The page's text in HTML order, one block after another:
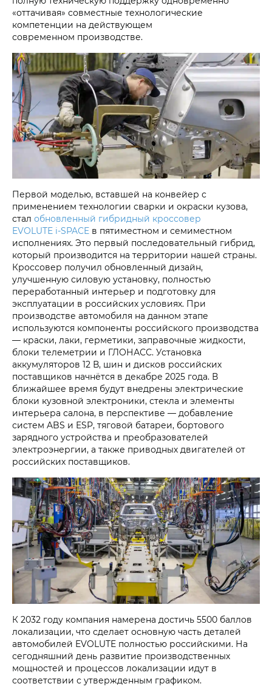
«оттачивая» совместные технологические
компетенции на действующем
современном производстве.
Первой моделью, вставшей на конвейер с
применением технологии сварки и окраски кузова,
стал обновленный гибридный кроссовер
EVOLUTE i‑SPACE в пятиместном и семиместном
исполнениях. Это первый последовательный гибрид,
который производится на территории нашей страны.
Кроссовер получил обновленный дизайн,
улучшенную силовую установку, полностью
переработанный интерьер и подготовку для
эксплуатации в российских условиях. При
производстве автомобиля на данном этапе
используются компоненты российского производства
— краски, лаки, герметики, заправочные жидкости,
блоки телеметрии и ГЛОНАСС. Установка
аккумуляторов 12 В, шин и дисков российских
поставщиков начнётся в декабре 2025 года. В
ближайшее время будут внедрены электрические
блоки кузовной электроники, стекла и элементы
интерьера салона, в перспективе — добавление
систем ABS и ESP, тяговой батареи, бортового
зарядного устройства и преобразователей
электроэнергии, а также приводных двигателей от
российских поставщиков.
К 2032 году компания намерена достичь 5500 баллов
локализации, что сделает основную часть деталей
автомобилей EVOLUTE полностью российскими. На
сегодняшний день развитие производственных
мощностей и процессов локализации идут в
соответствии с утвержденным графиком.